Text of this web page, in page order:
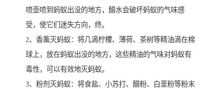
喷壶喷到蚂蚁出没的地方，醋水会破坏蚂蚁的气味感
受，使它们迷失方向，终。
2、香薰灭蚂蚁：将几滴柠檬、薄荷、茶树等精油滴在棉
球上，放在蚂蚁出没的地方，这些精油的气味对蚂蚁有
毒性，可以有效地灭蚂蚁。
3、粉剂灭蚂蚁：将食盐、小苏打、醋粉、白垩粉等粉末